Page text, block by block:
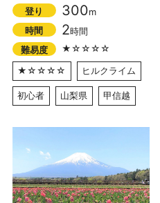
登り
300m
時間
2時間
難易度
★☆☆☆☆
★☆☆☆☆
ヒルクライム
初心者 山梨県 甲信越